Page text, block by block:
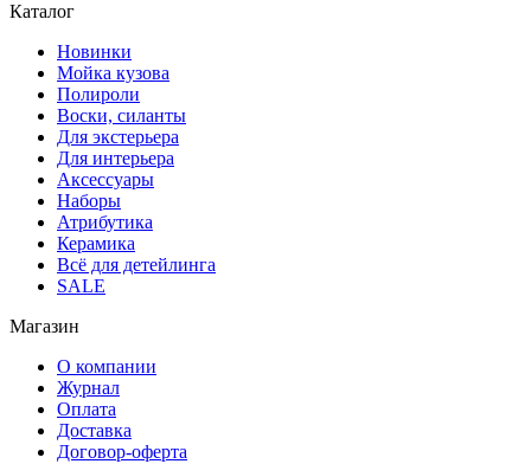
Каталог
Новинки
Мойка кузова
Полироли
Воски, силанты
Для экстерьера
Для интерьера
Аксессуары
Наборы
Атрибутика
Керамика
Всё для детейлинга
SALE
Магазин
О компании
Журнал
Оплата
Доставка
Договор-оферта